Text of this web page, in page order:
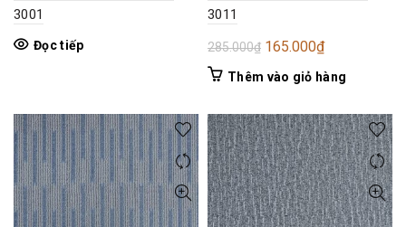
3001
Đọc tiếp
3011
285.000₫ Giá
gốc
285.000₫.
165.000₫Giá
hiện
là:
165.000₫.
Thêm vào giỏ hàng